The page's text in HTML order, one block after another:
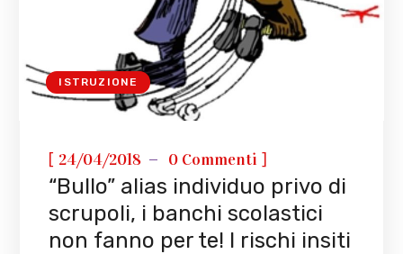
ISTRUZIONE
[ 24/04/2018 0 Commenti ]
“Bullo” alias individuo privo di
scrupoli, i banchi scolastici
non fanno per te! I rischi insiti